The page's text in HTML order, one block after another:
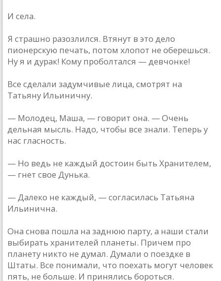
И села.
Я страшно разозлился. Втянут в это дело
пионерскую печать, потом хлопот не оберешься.
Ну я и дурак! Кому проболтался — девчонке!
Все сделали задумчивые лица, смотрят на
Татьяну Ильиничну.
— Молодец, Маша, — говорит она. — Очень
дельная мысль. Надо, чтобы все знали. Теперь у
нас гласность.
— Но ведь не каждый достоин быть Хранителем,
— гнет свое Дунька.
— Далеко не каждый, — согласилась Татьяна
Ильинична.
Она снова пошла на заднюю парту, а наши стали
выбирать хранителей планеты. Причем про
планету никто не думал. Думали о поездке в
Штаты. Все понимали, что поехать могут человек
пять, не больше. И принялись бороться.